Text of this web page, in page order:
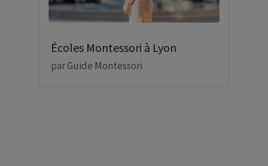
Écoles Montessori à Lyon
parGuide Montessori